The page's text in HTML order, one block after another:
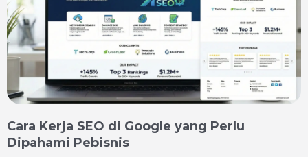
Cara Kerja SEO di Google yang Perlu
Dipahami Pebisnis